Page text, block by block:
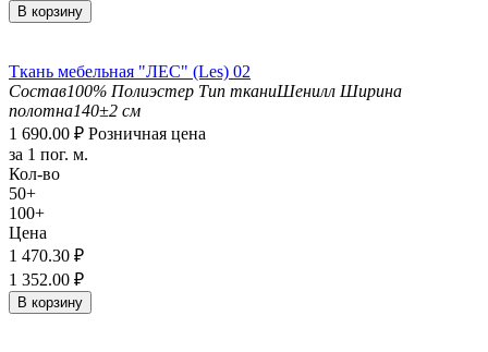
В корзину
Ткань мебельная "ЛЕС" (Les) 02
Состав100% Полиэстер Тип тканиШенилл Ширина
полотна140±2 см
1 690.00 ₽ Розничная цена
за 1 пог. м.
Кол-во
50+
100+
Цена
1 470.30 ₽
1 352.00 ₽
В корзину